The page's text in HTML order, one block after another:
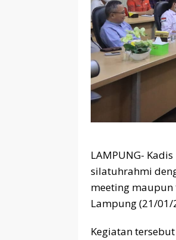
LAMPUNG-
silatuhrahmi
meeting maupun
Lampung (21/01/
Kegiatan